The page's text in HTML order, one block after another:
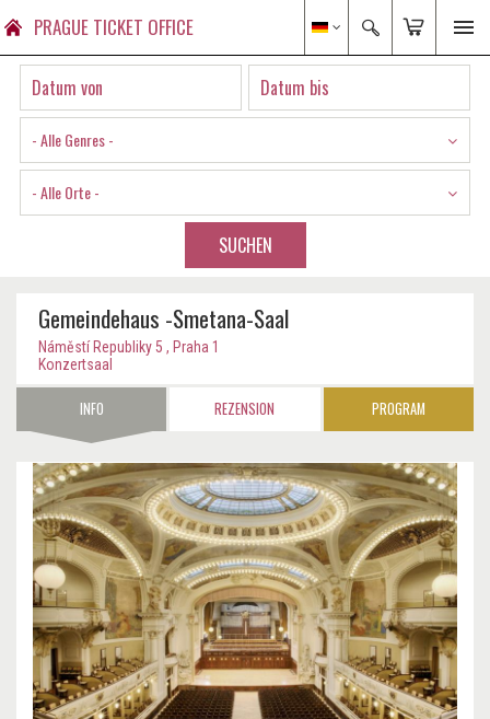
PRAGUE TICKET OFFICE
- Alle Genres -
- Alle Orte -
SUCHEN
Gemeindehaus -Smetana-Saal
Náměstí Republiky 5 , Praha 1
Konzertsaal
INFO REZENSION PROGRAM